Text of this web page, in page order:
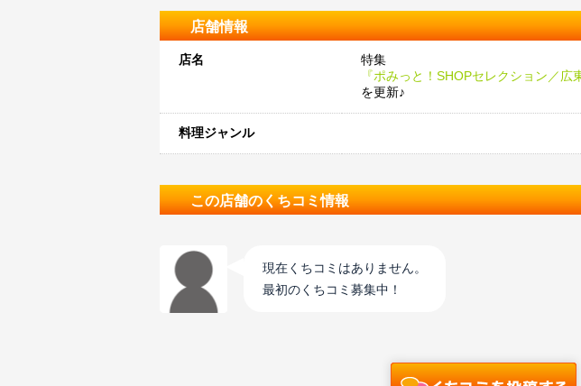
店舗情報
店名
特集
『ポみっと！SHOPセレクション／広
を更新♪
料理ジャンル
この店舗のくちコミ情報
現在くちコミはありません。
最初のくちコミ募集中！